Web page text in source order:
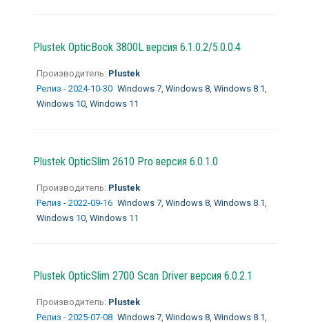
Plustek OpticBook 3800L версия 6.1.0.2/5.0.0.4
Производитель: Plustek
Релиз - 2024-10-30 Windows 7, Windows 8, Windows 8.1,
Windows 10, Windows 11
Plustek OpticSlim 2610 Pro версия 6.0.1.0
Производитель: Plustek
Релиз - 2022-09-16 Windows 7, Windows 8, Windows 8.1,
Windows 10, Windows 11
Plustek OpticSlim 2700 Scan Driver версия 6.0.2.1
Производитель: Plustek
Релиз - 2025-07-08 Windows 7, Windows 8, Windows 8.1,